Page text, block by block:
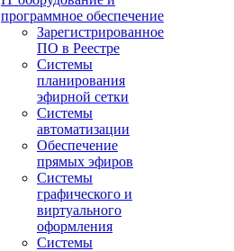
программное обеспечение
Зарегистрированное
ПО в Реестре
Системы
планирования
эфирной сетки
Системы
автоматизации
Обеспечение
прямых эфиров
Системы
графического и
виртуального
оформления
Системы